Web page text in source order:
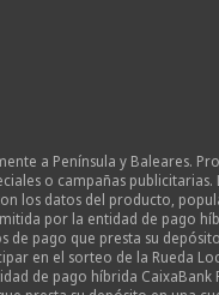
a Península y Baleares.
o campañas publicitarias.
los datos del producto,
por la entidad de pago
de pago que presta su
en el sorteo de la Rueda
pago híbrida CaixaBank